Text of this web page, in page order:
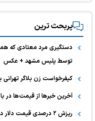
پربحث ترین
دستگیری مرد معتادی که
توسط پلیس مشهد + عکس
کیفرخواست زن بلاگر
آخرین خبر‌ها از قیمت‌ها در
ریزش ۲ درصدی قیمت دلار در بازار آزاد مشهد+ علت